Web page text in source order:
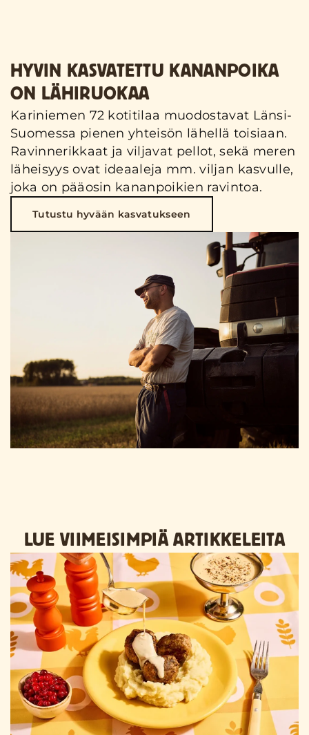
HYVIN KASVATETTU KANANPOIKA
ON LÄHIRUOKAA
Kariniemen 72 kotitilaa muodostavat Länsi-
Suomessa pienen yhteisön lähellä toisiaan.
Ravinnerikkaat ja viljavat pellot, sekä meren
läheisyys ovat ideaaleja mm. viljan kasvulle,
joka on pääosin kananpoikien ravintoa.
Tutustu hyvään kasvatukseen
LUE VIIMEISIMPIÄ ARTIKKELEITA